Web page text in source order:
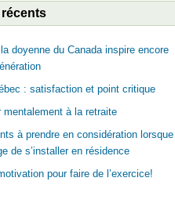
doyenne du Canada inspire encore
: satisfaction et point critique
mentalement à la retraite
à prendre en considération lorsque
de s’installer en résidence
pour faire de l’exercice!